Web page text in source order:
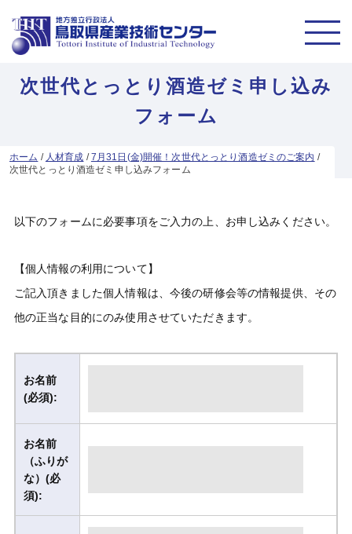
次世代とっとり酒造ゼミ申し込み
フォーム
ホーム / 人材育成 /7月31日(金)開催！次世代とっとり酒造ゼミのご案内 /
次世代とっとり酒造ゼミ申し込みフォーム
以下のフォームに必要事項をご入力の上、お申し込みください。
【個人情報の利用について】
ご記入頂きました個人情報は、今後の研修会等の情報提供、その
他の正当な目的にのみ使用させていただきます。
お名前
(必須):
お名前
（ふりが
な）(必
須):